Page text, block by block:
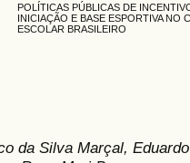
POLÍTICAS PÚBLICAS DE
INICIAÇÃO E BASE ESPORTIVA NO
ESCOLAR BRASILEIRO
da Silva Marçal,